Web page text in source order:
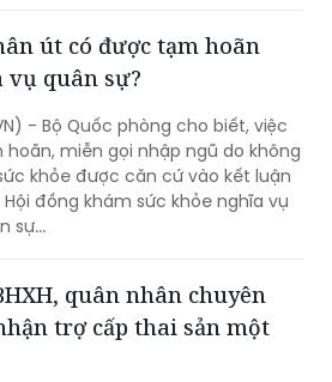
- Bộ Quốc phòng cho biết, việc
hoãn, miễn gọi nhập ngũ do không
khỏe được căn cứ vào kết luận
đồng khám sức khỏe nghĩa vụ
sự...
quân nhân chuyên
vừa có văn